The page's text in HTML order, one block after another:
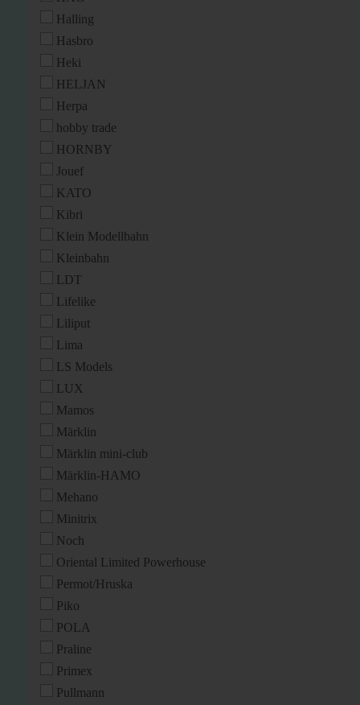
Halling
Hasbro
Heki
HELJAN
Herpa
hobby trade
HORNBY
Jouef
KATO
Kibri
Klein Modellbahn
Kleinbahn
LDT
Lifelike
Liliput
Lima
LS Models
LUX
Mamos
Märklin
Märklin mini-club
Märklin-HAMO
Mehano
Minitrix
Noch
Oriental Limited Powerhouse
Permot/Hruska
Piko
POLA
Praline
Primex
Pullmann